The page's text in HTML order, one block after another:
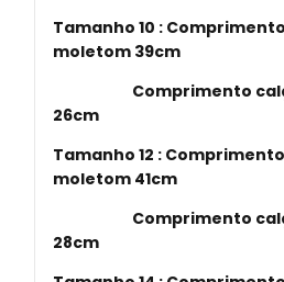
Tamanho 10 :
moletom 39cm
Comprimento calça
26cm
Tamanho 12 :
moletom 41cm
Comprimento calça
28cm